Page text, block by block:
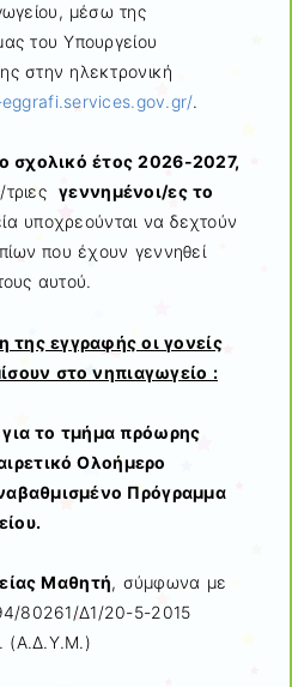
μέσω της
του Υπουργείου
στην ηλεκτρονική
.
σχολικό έτος 2026-2027,
τριεςγεννημένοι/ες το
υποχρεούνται να δεχτούν
που έχουν γεννηθεί
αυτού.
εγγραφής οι γονείς
στο νηπιαγωγείο :
το τμήμα πρόωρης
Ολοήμερο
Πρόγραμμα
Μαθητή, σύμφωνα με
80261/Δ1/20-5-2015
(Α.Δ.Υ.Μ.)